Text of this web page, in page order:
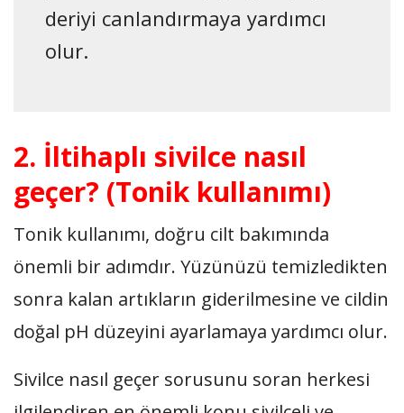
deriyi canlandırmaya yardımcı
olur.
2. İltihaplı sivilce nasıl
geçer? (Tonik kullanımı)
Tonik kullanımı, doğru cilt bakımında
önemli bir adımdır. Yüzünüzü temizledikten
sonra kalan artıkların giderilmesine ve cildin
doğal pH düzeyini ayarlamaya yardımcı olur.
Sivilce nasıl geçer sorusunu soran herkesi